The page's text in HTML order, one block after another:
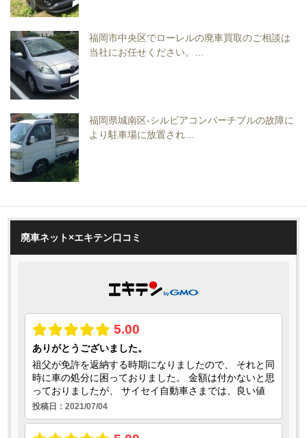
福岡市中央区でローレルの廃車買取のご相談は
当社にお任せください。…
福岡県城南区-シルビアコンバーチブルの故障に
より駐車場に放置され…
廃車ネット×エキテン口コミ